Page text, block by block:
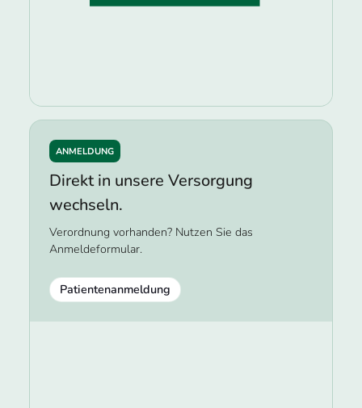
ANMELDUNG
Direkt in unsere Versorgung
wechseln.
Verordnung vorhanden? Nutzen Sie das
Anmeldeformular.
Patientenanmeldung